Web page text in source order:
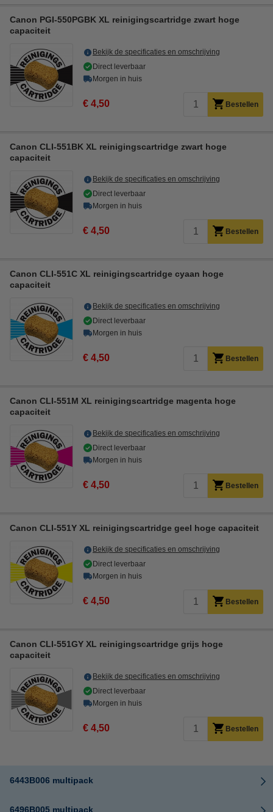
Canon PGI-550PGBK XL reinigingscartridge zwart hoge
capaciteit
Bekijk de specificaties en omschrijving
Direct leverbaar
Morgen in huis
€ 4,50 Bestellen
Canon CLI-551BK XL reinigingscartridge zwart hoge
capaciteit
Bekijk de specificaties en omschrijving
Direct leverbaar
Morgen in huis
€ 4,50 Bestellen
Canon CLI-551C XL reinigingscartridge cyaan hoge
capaciteit
Bekijk de specificaties en omschrijving
Direct leverbaar
Morgen in huis
€ 4,50 Bestellen
Canon CLI-551M XL reinigingscartridge magenta hoge
capaciteit
Bekijk de specificaties en omschrijving
Direct leverbaar
Morgen in huis
€ 4,50 Bestellen
Canon CLI-551Y XL reinigingscartridge geel hoge capaciteit
Bekijk de specificaties en omschrijving
Direct leverbaar
Morgen in huis
€ 4,50 Bestellen
Canon CLI-551GY XL reinigingscartridge grijs hoge
capaciteit
Bekijk de specificaties en omschrijving
Direct leverbaar
Morgen in huis
€ 4,50 Bestellen
6443B006 multipack
6496B005 multipack